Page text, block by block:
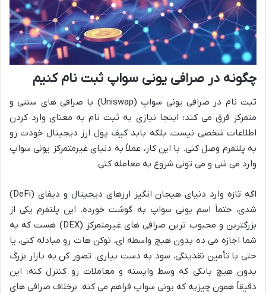
چگونه در صرافی یونی سواپ ثبت نام کنیم
ثبت نام در صرافی یونی سواپ (Uniswap) با صرافی های سنتی و
متمرکز فرق می کند؛ اینجا نیازی به ثبت نام به معنای وارد کردن
اطلاعات شخصی نیست، بلکه باید کیف پول ارز دیجیتال خودت رو
به پلتفرم وصل کنی. با این کار، عملاً به دنیای غیرمتمرکز یونی سواپ
وارد می شی و می تونی شروع به معامله کنی.
اگه تازه وارد دنیای هیجان انگیز ارزهای دیجیتال و دیفای (DeFi)
شدی، حتماً اسم یونی سواپ به گوشت خورده. این پلتفرم یکی از
بزرگترین و محبوب ترین صرافی های غیرمتمرکز (DEX) هست که به
شما اجازه می ده بدون هیچ واسطه ای، توکن هات رو مبادله کنی، یا
حتی با تأمین نقدینگی، سود به دست بیاری. تصور کن یه بازار بزرگ
بدون هیچ بانکی که وسط وایسته و معاملات رو کنترل کنه؛ این
دقیقاً همون چیزیه که یونی سواپ فراهم می کنه. برخلاف صرافی های